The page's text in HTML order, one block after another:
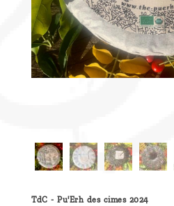
TdC - Pu'Erh des cimes 2024